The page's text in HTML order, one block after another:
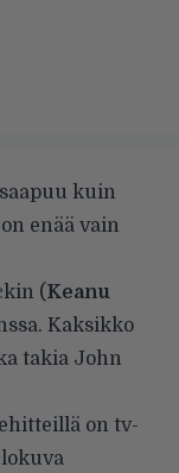
saapuu kuin
enää vain
(Keanu
Kaksikko
takia John
on tv-